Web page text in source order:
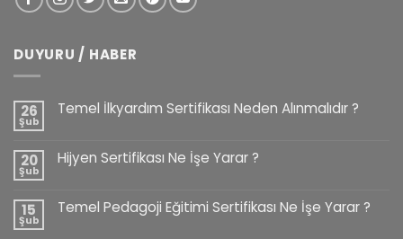
DUYURU / HABER
26
Şub
Temel İlkyardım Sertifikası Neden Alınmalıdır ?
20
Şub
Hijyen Sertifikası Ne İşe Yarar ?
15
Şub
Temel Pedagoji Eğitimi Sertifikası Ne İşe Yarar ?